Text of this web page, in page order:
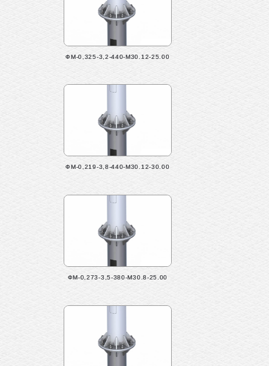
ФМ-0,325-3,2-440-М30.12-25.00
ФМ-0,219-3,8-440-М30.12-30.00
ФМ-0,273-3,5-380-М30.8-25.00